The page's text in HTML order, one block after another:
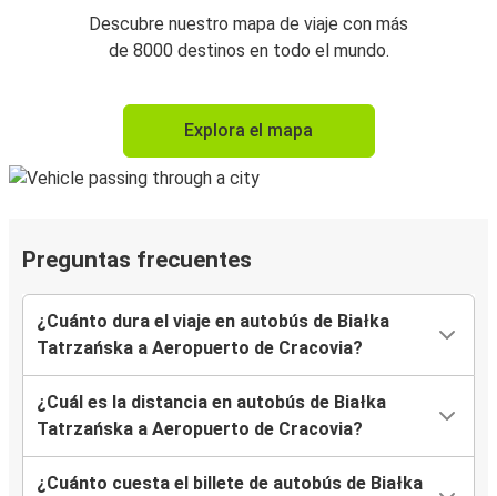
Descubre nuestro mapa de viaje con más
de 8000 destinos en todo el mundo.
Explora el mapa
Preguntas frecuentes
¿Cuánto dura el viaje en autobús de Białka
Tatrzańska a Aeropuerto de Cracovia?
¿Cuál es la distancia en autobús de Białka
Tatrzańska a Aeropuerto de Cracovia?
¿Cuánto cuesta el billete de autobús de Białka